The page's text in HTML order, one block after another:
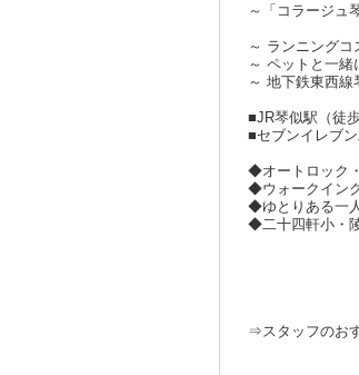
～「コラージュ
～ ランニング
～ ペットと一緒
～ 地下鉄東西線
■JR琴似駅（徒
■セブンイレブ
◆オートロック
◆ウォークイン
◆ゆとりある一
◆二十四軒小・
⇒スタッフのお